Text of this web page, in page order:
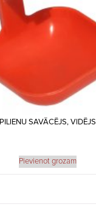
PILIENU SAVĀCĒJS, VIDĒJS
Pievienot grozam